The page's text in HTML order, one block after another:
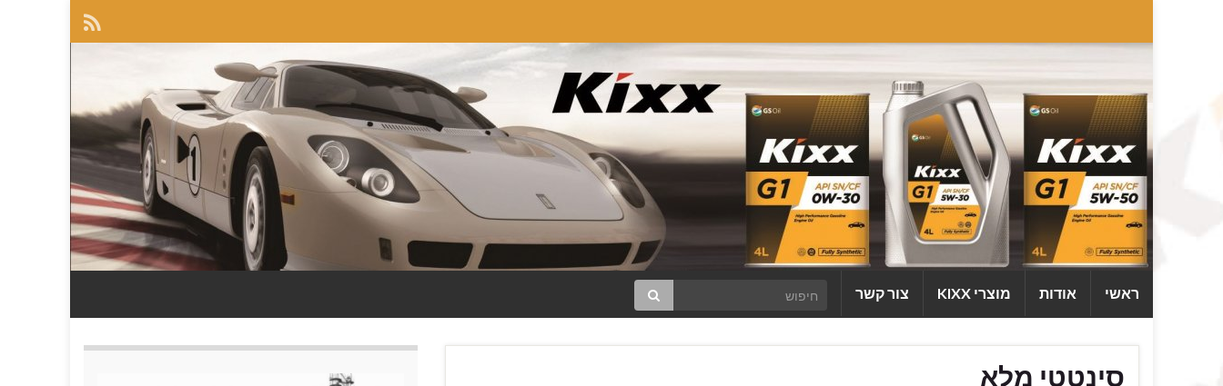
ראשי אודות מוצרי KIXX צור קשר
סינטטי מלא